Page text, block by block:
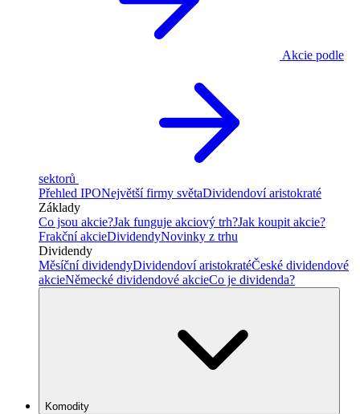
Akcie podle
sektorů
Přehled IPONejvětší firmy světaDividendoví aristokraté
Základy
Co jsou akcie?Jak funguje akciový trh?Jak koupit akcie?
Frakční akcieDividendyNovinky z trhu
Dividendy
Měsíční dividendyDividendoví aristokratéČeské dividendové
akcieNěmecké dividendové akcieCo je dividenda?
Komodity